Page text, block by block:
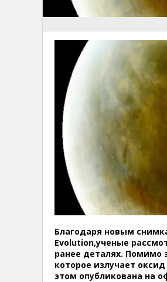
Благодаря новым
Evolution,ученые
ранее деталях. Помимо
которое излучает
этом опубликована на